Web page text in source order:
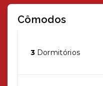
Cômodos
3 Dormitórios